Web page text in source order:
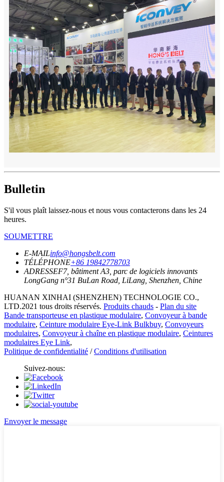
Bulletin
S'il vous plaît laissez-nous et nous vous contacterons dans les 24
heures.
SOUMETTRE
E-MAILinfo@hongsbelt.com
TÉLÉPHONE+86 19842778703
ADRESSEF7, bâtiment A3, parc de logiciels innovants
LongGang n°31 BuLan Road, LiLang, Shenzhen, Chine
HUANAN XINHAI (SHENZHEN) TECHNOLOGIE CO.,
LTD.2021 tous droits réservés. Produits chauds - Plan du site
Bande transporteuse en plastique modulaire, Convoyeur à bande
modulaire, Ceinture modulaire Eye-Link Bulkbuy, Convoyeurs
modulaires, Convoyeur à chaîne en plastique modulaire, Ceintures
modulaires Eye Link,
Politique de confidentialité /Conditions d'utilisation
Suivez-nous:
Envoyer le message